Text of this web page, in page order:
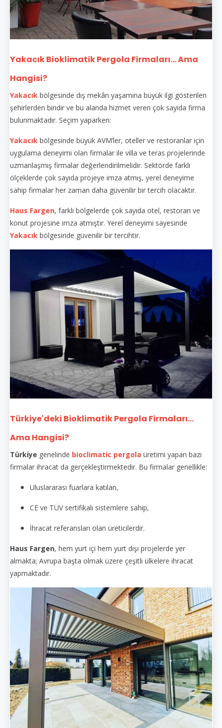
Yakacık Bioklimatik Pergola Firmaları... Ama
Hangisi?
Yakacık bölgesinde dış mekân yaşamına büyük ilgi gösterilen
şehirlerden biridir ve bu alanda hizmet veren çok sayıda firma
bulunmaktadır. Seçim yaparken:
Yakacık bölgesinde büyük AVM’ler, oteller ve restoranlar için
uygulama deneyimi olan firmalar ile villa ve teras projelerinde
uzmanlaşmış firmalar değerlendirilmelidir. Sektörde farklı
ölçeklerde çok sayıda projeye imza atmış, yerel deneyime
sahip firmalar her zaman daha güvenilir bir tercih olacaktır.
Haus Fargen, farklı bölgelerde çok sayıda otel, restoran ve
konut projesine imza atmıştır. Yerel deneyimi sayesinde
Yakacık bölgesinde güvenilir bir tercihtir.
Türkiye'deki Bioklimatik Pergola Firmaları...
Ama Hangisi?
Türkiye genelinde bioclimatic pergola üretimi yapan bazı
firmalar ihracat da gerçekleştirmektedir. Bu firmalar genellikle:
Uluslararası fuarlara katılan,
CE ve TÜV sertifikalı sistemlere sahip,
İhracat referansları olan üreticilerdir.
Haus Fargen, hem yurt içi hem yurt dışı projelerde yer
almakta; Avrupa başta olmak üzere çeşitli ülkelere ihracat
yapmaktadır.